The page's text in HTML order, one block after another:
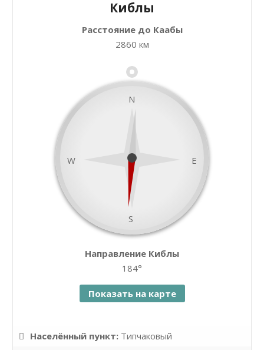
Киблы
Расстояние до Каабы
2860 км
N
E
W
S
Направление Киблы
184°
Показать на карте
Leaflet| ©OpenStreetMap
Населённый пункт: Типчаковый